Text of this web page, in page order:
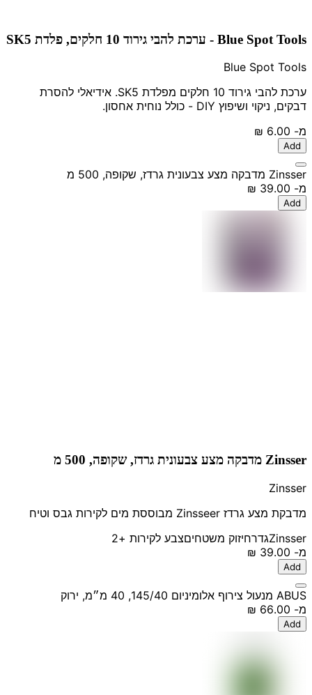
Blue Spot Tools - ערכת להבי גירוד 10 חלקים, פלדת SK5
Blue Spot Tools
ערכת להבי גירוד 10 חלקים מפלדת SK5. אידיאלי להסרת
דבקים, ניקוי ושיפוץ DIY - כולל נוחית אחסון.
מ-
Add
Zinsser מדבקה מצע צבעונית גרדז, שקופה, 500 מ
מ-
Add
Zinsser מדבקה מצע צבעונית גרדז, שקופה, 500 מ
Zinsser
מדבקת מצע גרדז Zinsseer מבוססת מים לקירות גבס וטיח
Zinsserגדרחיזוק משטחיםצבע לקירות +2
מ-
Add
ABUS מנעול צירוף אלומיניום 145/40, 40 מ״מ, ירוק
מ-
Add